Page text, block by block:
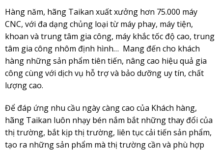
Hàng năm, hãng Taikan xuất xưởng hơn 75.000 máy
CNC, với đa dạng chủng loại từ máy phay, máy tiện,
khoan và trung tâm gia công, máy khắc tốc độ cao, trung
tâm gia công nhôm định hình… Mang đến cho khách
hàng những sản phẩm tiên tiến, nâng cao hiệu quả gia
công cùng với dịch vụ hỗ trợ và bảo dưỡng uy tín, chất
lượng cao.
Để đáp ứng nhu cầu ngày càng cao của Khách hàng,
hãng Taikan luôn nhạy bén nắm bắt những thay đổi của
thị trường, bắt kịp thị trường, liên tục cải tiến sản phẩm,
tạo ra những sản phẩm mà thị trường cần và phù hợp